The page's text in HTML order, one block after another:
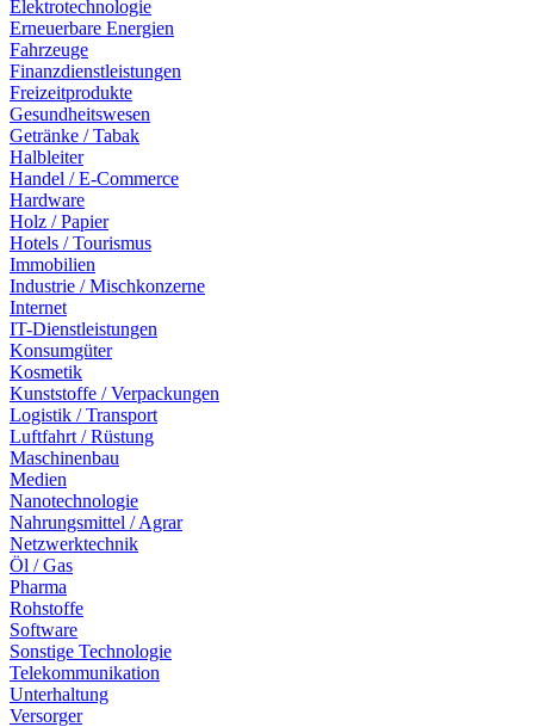
Elektrotechnologie
Erneuerbare Energien
Fahrzeuge
Finanzdienstleistungen
Freizeitprodukte
Gesundheitswesen
Getränke / Tabak
Halbleiter
Handel / E-Commerce
Hardware
Holz / Papier
Hotels / Tourismus
Immobilien
Industrie / Mischkonzerne
Internet
IT-Dienstleistungen
Konsumgüter
Kosmetik
Kunststoffe / Verpackungen
Logistik / Transport
Luftfahrt / Rüstung
Maschinenbau
Medien
Nanotechnologie
Nahrungsmittel / Agrar
Netzwerktechnik
Öl / Gas
Pharma
Rohstoffe
Software
Sonstige Technologie
Telekommunikation
Unterhaltung
Versorger